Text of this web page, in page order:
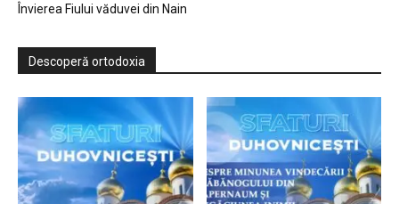
Învierea Fiului văduvei din Nain
Descoperă ortodoxia